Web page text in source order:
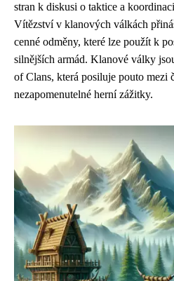
stran k diskusi o taktice a
Vítězství v klanových válkách
cenné odměny, které lze použít k
silnějších armád. Klanové války
of Clans, která posiluje pouto mezi
nezapomenutelné herní zážitky.